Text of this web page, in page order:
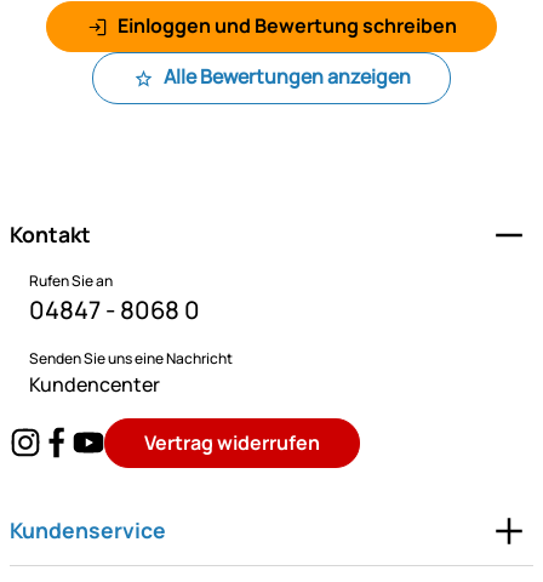
Einloggen und Bewertung schreiben
Alle Bewertungen anzeigen
Kontakt
Rufen Sie an
04847 - 8068 0
Senden Sie uns eine Nachricht
Kundencenter
Vertrag widerrufen
Kundenservice